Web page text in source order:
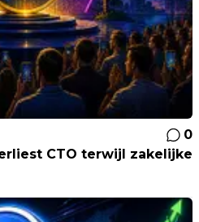
0
CTO terwijl zakelijke